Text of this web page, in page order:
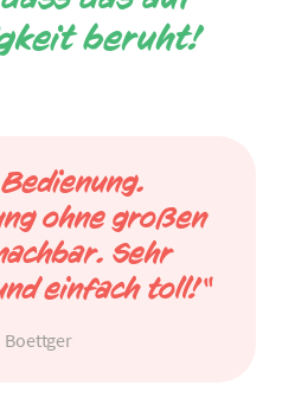
beruht!
ohne großen
Sehr
einfach toll!“
Boettger